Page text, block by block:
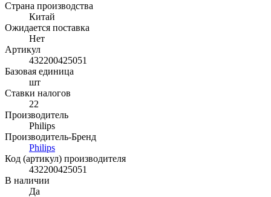
Страна производства
Китай
Ожидается поставка
Нет
Артикул
432200425051
Базовая единица
шт
Ставки налогов
22
Производитель
Philips
Производитель-Бренд
Philips
Код (артикул) производителя
432200425051
В наличии
Да